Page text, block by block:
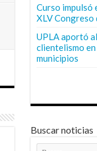
Curso impulsó
XLV Congreso
UPLA aportó
clientelismo
municipios
Buscar noticias